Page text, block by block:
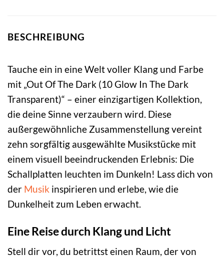
BESCHREIBUNG
Tauche ein in eine Welt voller Klang und Farbe
mit „Out Of The Dark (10 Glow In The Dark
Transparent)“ – einer einzigartigen Kollektion,
die deine Sinne verzaubern wird. Diese
außergewöhnliche Zusammenstellung vereint
zehn sorgfältig ausgewählte Musikstücke mit
einem visuell beeindruckenden Erlebnis: Die
Schallplatten leuchten im Dunkeln! Lass dich von
der Musik inspirieren und erlebe, wie die
Dunkelheit zum Leben erwacht.
Eine Reise durch Klang und Licht
Stell dir vor, du betrittst einen Raum, der von